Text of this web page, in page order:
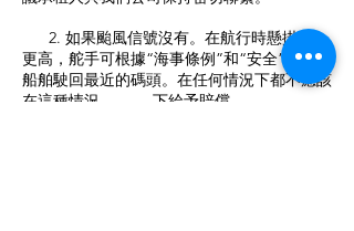
2. 如果颱風信號沒有。在航行時懸掛3或
更高，舵手可根據“海事條例”和“安全”選擇將
船舶駛回最近的碼頭。在任何情況下都不應該
在這種情況 下給予賠償。